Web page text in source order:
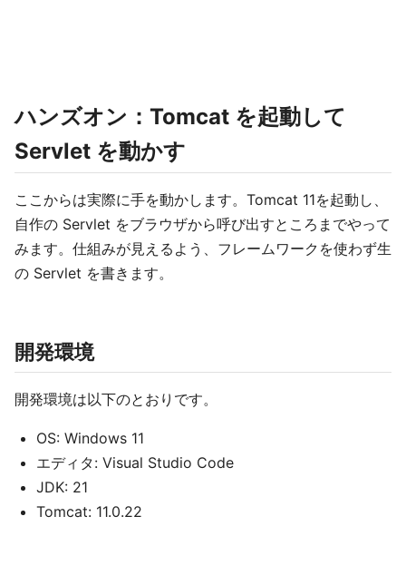
ハンズオン：Tomcat を起動して
Servlet を動かす
ここからは実際に手を動かします。Tomcat 11を起動し、
自作の Servlet をブラウザから呼び出すところまでやって
みます。仕組みが見えるよう、フレームワークを使わず生
の Servlet を書きます。
開発環境
開発環境は以下のとおりです。
OS: Windows 11
エディタ: Visual Studio Code
JDK: 21
Tomcat: 11.0.22